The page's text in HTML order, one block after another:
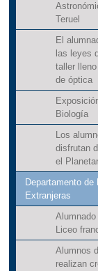
Teruel
El
las leyes
taller
de óptica
Biología
Los
disfrutan
el
Departamento de
Extranjeras
Liceo
Alumnos
realizan